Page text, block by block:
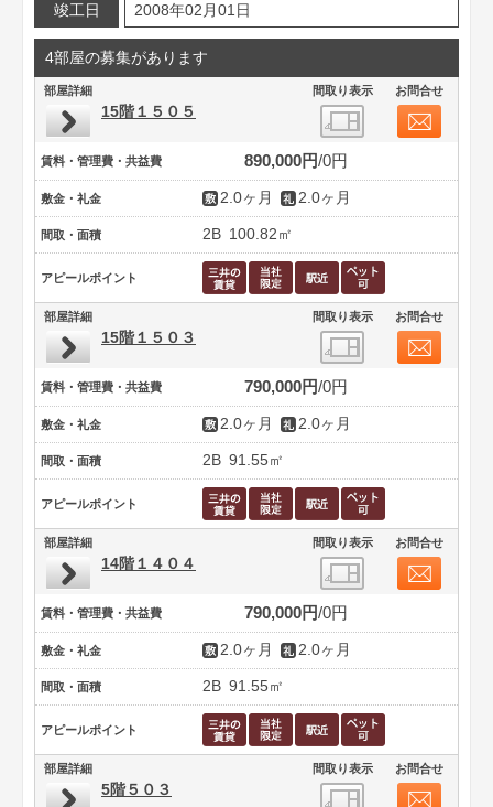
竣工日
2008年02月01日
4部屋の募集があります
部屋詳細 間取り表示 お問合せ
15階１５０５
賃料・管理費・共益費 890,000円 0円
敷金・礼金 2.0ヶ月 2.0ヶ月
間取・面積 2B 100.82㎡
アピールポイント
部屋詳細 間取り表示 お問合せ
15階１５０３
賃料・管理費・共益費 790,000円 0円
敷金・礼金 2.0ヶ月 2.0ヶ月
間取・面積 2B 91.55㎡
アピールポイント
部屋詳細 間取り表示 お問合せ
14階１４０４
賃料・管理費・共益費 790,000円 0円
敷金・礼金 2.0ヶ月 2.0ヶ月
間取・面積 2B 91.55㎡
アピールポイント
部屋詳細 間取り表示 お問合せ
5階５０３